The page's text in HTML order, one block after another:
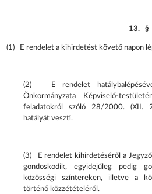
13. §
(1) E rendelet a kihirdetést követő napon
(2) E rendelet
Önkormányzata Képviselő-
feladatokról szóló 28/2000. (XII.
hatályát veszti.
(3) E rendelet kihirdetéséről a
gondoskodik, egyidejűleg pedig
közösségi színtereken, illetve a
történő közzétételéről.